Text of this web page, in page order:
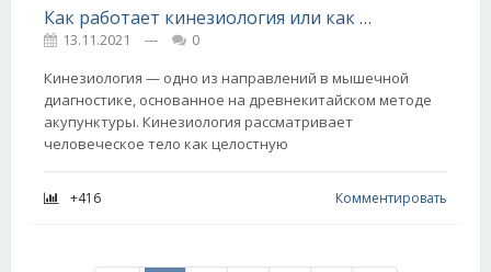
Как работает кинезиология или как подсознание выявляет причину болезни
13.11.2021 ---
0
Кинезиология — одно из направлений в мышечной
диагностике, основанное на древнекитайском методе
акупунктуры. Кинезиология рассматривает
человеческое тело как целостную
+416 Комментировать